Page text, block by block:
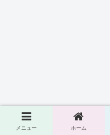
ス
メニュー ホーム